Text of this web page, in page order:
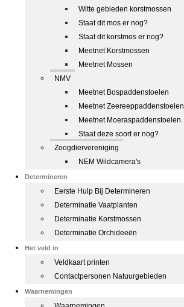
Witte gebieden korstmossen
Staat dit mos er nog?
Staat dit korstmos er nog?
Meetnet Korstmossen
Meetnet Mossen
NMV
Meetnet Bospaddenstoelen
Meetnet Zeereeppaddenstoelen
Meetnet Moeraspaddenstoelen
Staat deze soort er nog?
Zoogdiervereniging
NEM Wildcamera's
Determineren
Eerste Hulp Bij Determineren
Determinatie Vaatplanten
Determinatie Korstmossen
Determinatie Orchideeën
Het veld in
Veldkaart printen
Contactpersonen Natuurgebieden
Waarnemingen